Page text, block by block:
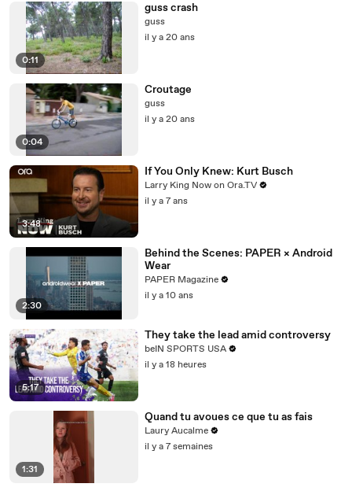
0:11
guss crash
guss
il y a 20 ans
0:04
Croutage
guss
il y a 20 ans
3:48
If You Only Knew: Kurt Busch
Larry King Now on Ora.TV
il y a 7 ans
2:30
Behind the Scenes: PAPER × Android
Wear
PAPER Magazine
il y a 10 ans
5:17
They take the lead amid controversy
beIN SPORTS USA
il y a 18 heures
1:31
Quand tu avoues ce que tu as fais
Laury Aucalme
il y a 7 semaines